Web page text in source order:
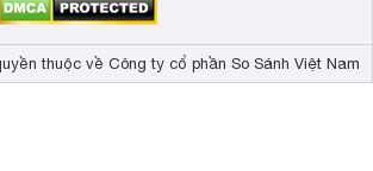
nồi lẩu inox sáng bóng, dùng nấu lẩu,
thuộc về Công ty cổ phần So Sánh Việt Nam